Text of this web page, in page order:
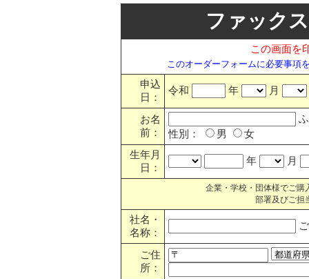
ファック
この画面を
このオーダーフォームに必要事項
申込
日：
令和 年 月
お名
前：
性別：
男
女
生年月
日：
年 月
企業・学校・団体様でご購
部署及びご担
社名・
名称：
ご住
所：